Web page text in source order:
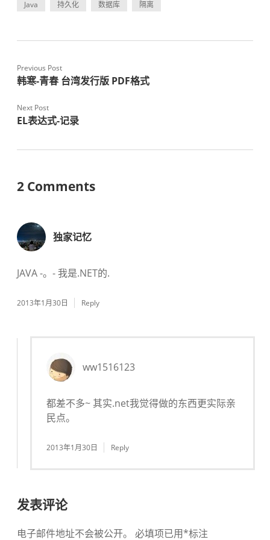
Java 持久化 数据库 隔离
Previous Post
韩寒-青春 台湾发行版 PDF格式
Next Post
EL表达式-记录
2 Comments
独家记忆
JAVA -。- 我是.NET的.
2013年1月30日 Reply
ww1516123
都差不多~ 其实.net我觉得做的东西更实际亲
民点。
2013年1月30日 Reply
发表评论
电子邮件地址不会被公开。 必填项已用*标注